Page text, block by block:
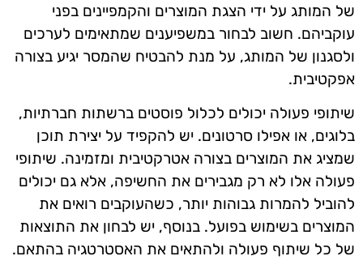
של המותג על ידי הצגת המוצרים והקמפיינים בפני
עוקביהם. חשוב לבחור במשפיענים שמתאימים לערכים
ולסגנון של המותג, על מנת להבטיח שהמסר יגיע בצורה
אפקטיבית.
שיתופי פעולה יכולים לכלול פוסטים ברשתות חברתיות,
בלוגים, או אפילו סרטונים. יש להקפיד על יצירת תוכן
שמציג את המוצרים בצורה אטרקטיבית ומזמינה. שיתופי
פעולה אלו לא רק מגבירים את החשיפה, אלא גם יכולים
להוביל להמרות גבוהות יותר, כשהעוקבים רואים את
המוצרים בשימוש בפועל. בנוסף, יש לבחון את התוצאות
של כל שיתוף פעולה ולהתאים את האסטרטגיה בהתאם.